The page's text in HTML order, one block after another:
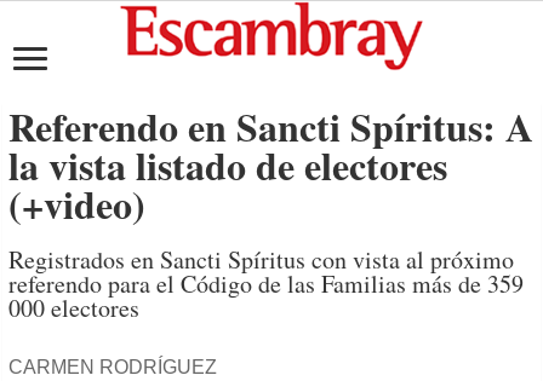
Referendo en Sancti Spíritus: A
la vista listado de electores
(+video)
Registrados en Sancti Spíritus con vista al próximo
referendo para el Código de las Familias más de 359
000 electores
CARMEN RODRÍGUEZ